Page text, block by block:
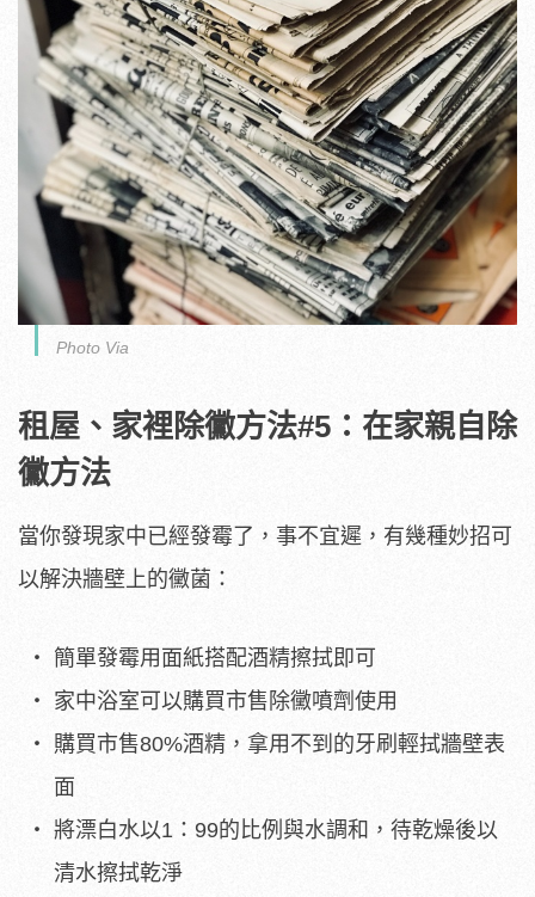
Photo Via
租屋、家裡除黴方法#5：在家親自除
黴方法
當你發現家中已經發霉了，事不宜遲，有幾種妙招可
以解決牆壁上的黴菌：
簡單發霉用面紙搭配酒精擦拭即可
家中浴室可以購買市售除黴噴劑使用
購買市售80%酒精，拿用不到的牙刷輕拭牆壁表
面
將漂白水以1：99的比例與水調和，待乾燥後以
清水擦拭乾淨